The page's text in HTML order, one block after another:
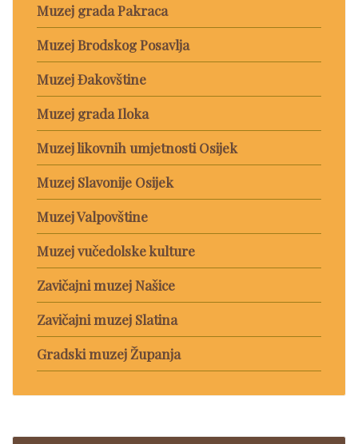
Muzej grada Pakraca
Muzej Brodskog Posavlja
Muzej Đakovštine
Muzej grada Iloka
Muzej likovnih umjetnosti Osijek
Muzej Slavonije Osijek
Muzej Valpovštine
Muzej vučedolske kulture
Zavičajni muzej Našice
Zavičajni muzej Slatina
Gradski muzej Županja